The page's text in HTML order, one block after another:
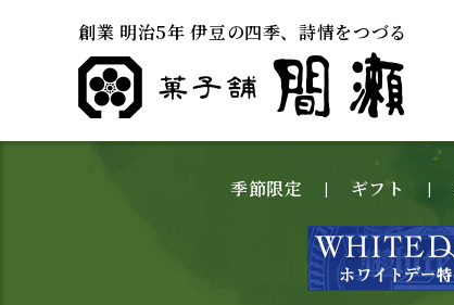
創業 明治5年 伊豆の四季、詩情をつづる
季節限定 ギフト